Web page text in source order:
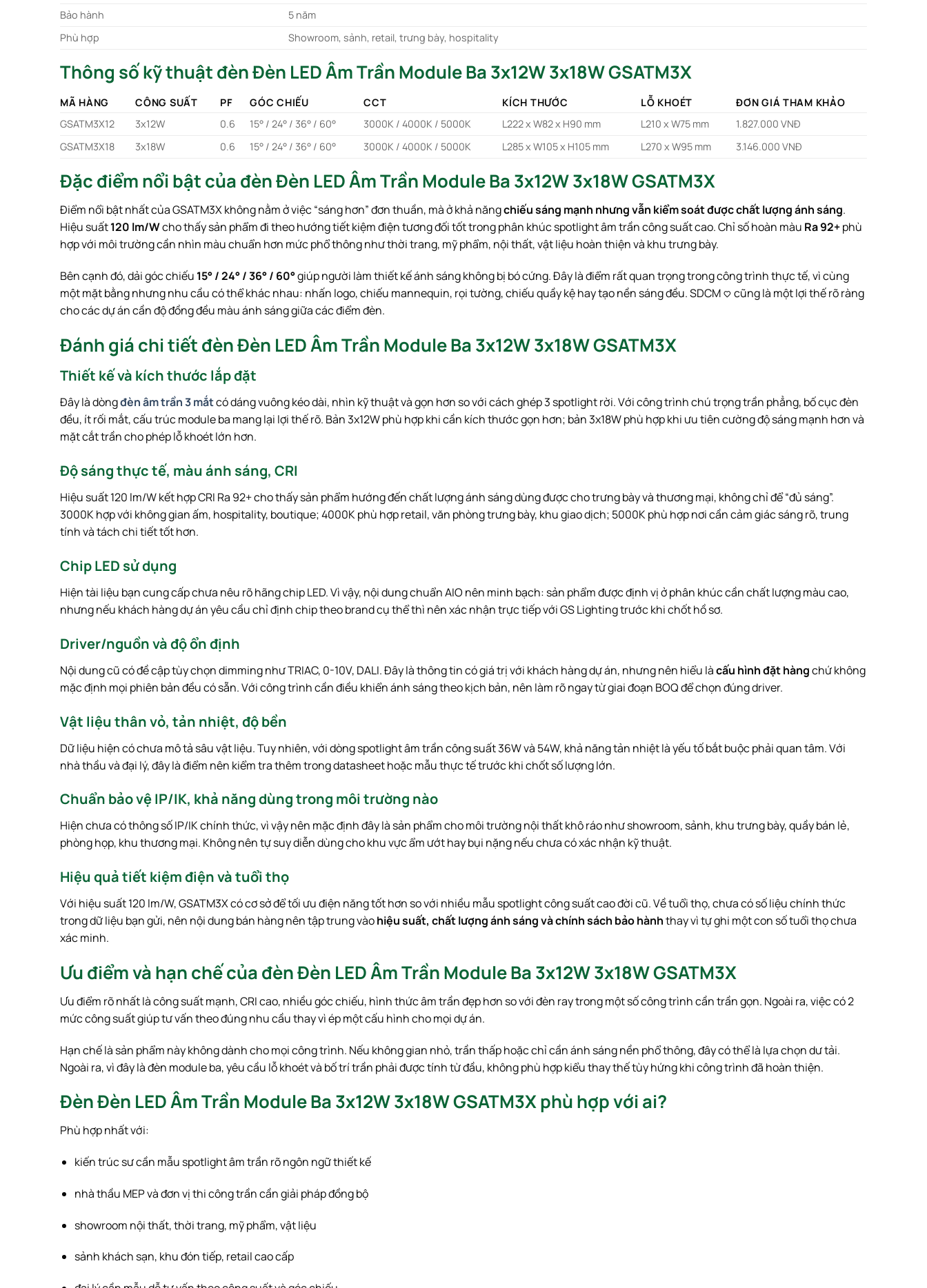
Bảo hành
5 năm
Phù hợp
Showroom, sảnh, retail, trưng bày, hospitality
Thông số kỹ thuật đèn Đèn LED Âm Trần Module Ba 3x12W 3x18W GSATM3X
MÃ HÀNG CÔNG SUẤT PF GÓC CHIẾU CCT KÍCH THƯỚC LỖ KHOÉT
ĐƠN GIÁ THAM KHẢO
GSATM3X12
3x12W 0.6 15° / 24° / 36° / 60° 3000K / 4000K / 5000K L222 x W82 x H90 mm L210 x W75 mm
1.827.000 VNĐ
GSATM3X18
3x18W 0.6 15° / 24° / 36° / 60° 3000K / 4000K / 5000K L285 x W105 x H105 mm L270 x W95 mm 3.146.000 VNĐ
Đặc điểm nổi bật của đèn Đèn LED Âm Trần Module Ba 3x12W 3x18W GSATM3X
Điểm nổi bật nhất của GSATM3X không nằm ở việc “sáng hơn” đơn thuần, mà ở khả năngchiếu sáng mạnh nhưng vẫn kiểm soát được chất lượng ánh sáng.
Hiệu suất120 lm/Wcho thấy sản phẩm đi theo hướng tiết kiệm điện tương đối tốt trong phân khúc spotlight âm trần công suất cao. Chỉ số hoàn màu Ra 92+phù
hợp với môi trường cần nhìn màu chuẩn hơn mức phổ thông như thời trang, mỹ phẩm, nội thất, vật liệu hoàn thiện và khu trưng bày.
Bên cạnh đó, dải góc chiếu 15° / 24° / 36° / 60°giúp người làm thiết kế ánh sáng không bị bó cứng. Đây là điểm rất quan trọng trong công trình thực tế, vì cùng
một mặt bằng nhưng nhu cầu có thể khác nhau: nhấn logo, chiếu mannequin, rọi tường, chiếu quầy kệ hay tạo nền sáng đều. SDCM <3 cũng là một lợi thế rõ ràng
cho các dự án cần độ đồng đều màu ánh sáng giữa các điểm đèn.
Đánh giá chi tiết đèn Đèn LED Âm Trần Module Ba 3x12W 3x18W GSATM3X
Thiết kế và kích thước lắp đặt
Đây là dòngđèn âm trần 3 mắtcó dáng vuông kéo dài, nhìn kỹ thuật và gọn hơn so với cách ghép 3 spotlight rời. Với công trình chú trọng trần phẳng, bố cục đèn
đều, ít rối mắt, cấu trúc module ba mang lại lợi thế rõ. Bản 3x12W phù hợp khi cần kích thước gọn hơn; bản 3x18W phù hợp khi ưu tiên cường độ sáng mạnh hơn và
mặt cắt trần cho phép lỗ khoét lớn hơn.
Độ sáng thực tế, màu ánh sáng, CRI
Hiệu suất 120 lm/W kết hợp CRI Ra 92+ cho thấy sản phẩm hướng đến chất lượng ánh sáng dùng được cho trưng bày và thương mại, không chỉ để “đủ sáng”.
3000K hợp với không gian ấm, hospitality, boutique; 4000K phù hợp retail, văn phòng trưng bày, khu giao dịch; 5000K phù hợp nơi cần cảm giác sáng rõ, trung
tính và tách chi tiết tốt hơn.
Chip LED sử dụng
Hiện tài liệu bạn cung cấp chưa nêu rõ hãng chip LED. Vì vậy, nội dung chuẩn AIO nên minh bạch: sản phẩm được định vị ở phân khúc cần chất lượng màu cao,
nhưng nếu khách hàng dự án yêu cầu chỉ định chip theo brand cụ thể thì nên xác nhận trực tiếp với GS Lighting trước khi chốt hồ sơ.
Driver/nguồn và độ ổn định
Nội dung cũ có đề cập tùy chọn dimming như TRIAC, 0-10V, DALI. Đây là thông tin có giá trị với khách hàng dự án, nhưng nên hiểu làcấu hình đặt hàngchứ không
mặc định mọi phiên bản đều có sẵn. Với công trình cần điều khiển ánh sáng theo kịch bản, nên làm rõ ngay từ giai đoạn BOQ để chọn đúng driver.
Vật liệu thân vỏ, tản nhiệt, độ bền
Dữ liệu hiện có chưa mô tả sâu vật liệu. Tuy nhiên, với dòng spotlight âm trần công suất 36W và 54W, khả năng tản nhiệt là yếu tố bắt buộc phải quan tâm. Với
nhà thầu và đại lý, đây là điểm nên kiểm tra thêm trong datasheet hoặc mẫu thực tế trước khi chốt số lượng lớn.
Chuẩn bảo vệ IP/IK, khả năng dùng trong môi trường nào
Hiện chưa có thông số IP/IK chính thức, vì vậy nên mặc định đây là sản phẩm cho môi trường nội thất khô ráo như showroom, sảnh, khu trưng bày, quầy bán lẻ,
phòng họp, khu thương mại. Không nên tự suy diễn dùng cho khu vực ẩm ướt hay bụi nặng nếu chưa có xác nhận kỹ thuật.
Hiệu quả tiết kiệm điện và tuổi thọ
Với hiệu suất 120 lm/W, GSATM3X có cơ sở để tối ưu điện năng tốt hơn so với nhiều mẫu spotlight công suất cao đời cũ. Về tuổi thọ, chưa có số liệu chính thức
trong dữ liệu bạn gửi, nên nội dung bán hàng nên tập trung vàohiệu suất, chất lượng ánh sáng và chính sách bảo hànhthay vì tự ghi một con số tuổi thọ chưa
xác minh.
Ưu điểm và hạn chế của đèn Đèn LED Âm Trần Module Ba 3x12W 3x18W GSATM3X
Ưu điểm rõ nhất là công suất mạnh, CRI cao, nhiều góc chiếu, hình thức âm trần đẹp hơn so với đèn ray trong một số công trình cần trần gọn. Ngoài ra, việc có 2
mức công suất giúp tư vấn theo đúng nhu cầu thay vì ép một cấu hình cho mọi dự án.
Hạn chế là sản phẩm này không dành cho mọi công trình. Nếu không gian nhỏ, trần thấp hoặc chỉ cần ánh sáng nền phổ thông, đây có thể là lựa chọn dư tải.
Ngoài ra, vì đây là đèn module ba, yêu cầu lỗ khoét và bố trí trần phải được tính từ đầu, không phù hợp kiểu thay thế tùy hứng khi công trình đã hoàn thiện.
Đèn Đèn LED Âm Trần Module Ba 3x12W 3x18W GSATM3X phù hợp với ai?
Phù hợp nhất với:
kiến trúc sư cần mẫu spotlight âm trần rõ ngôn ngữ thiết kế
nhà thầu MEP và đơn vị thi công trần cần giải pháp đồng bộ
showroom nội thất, thời trang, mỹ phẩm, vật liệu
sảnh khách sạn, khu đón tiếp, retail cao cấp